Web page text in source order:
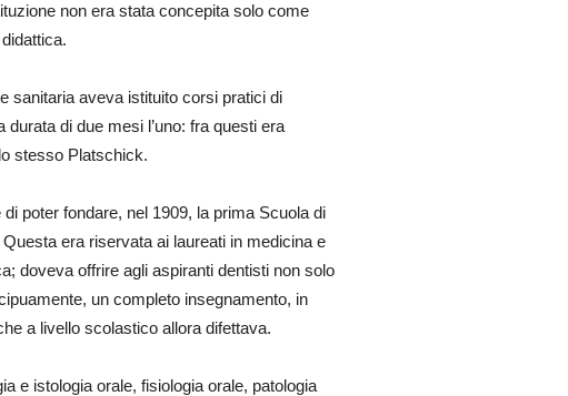
non era stata concepita solo come
sanitaria aveva istituito corsi pratici di
di due mesi l’uno: fra questi era
stesso Platschick.
poter fondare, nel 1909, la prima Scuola di
era riservata ai laureati in medicina e
doveva offrire agli aspiranti dentisti non solo
un completo insegnamento, in
a livello scolastico allora difettava.
e istologia orale, fisiologia orale, patologia